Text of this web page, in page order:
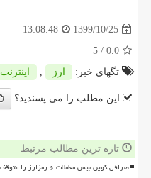
1399/10/25
13:08:48
0.0
/ 5
تگهای خبر:
ارز , اینترنت
این مطلب را می پسندید؟
تازه ترین مطالب مرتبط
صرافی کوین بیس معاملات ۶ رمزارز را متوقف ساخت